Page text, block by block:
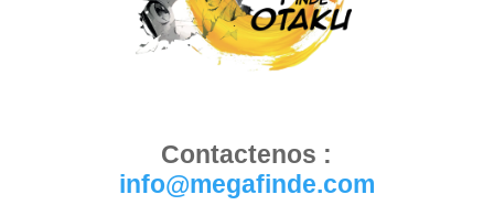
Contactenos :
info@megafinde.com